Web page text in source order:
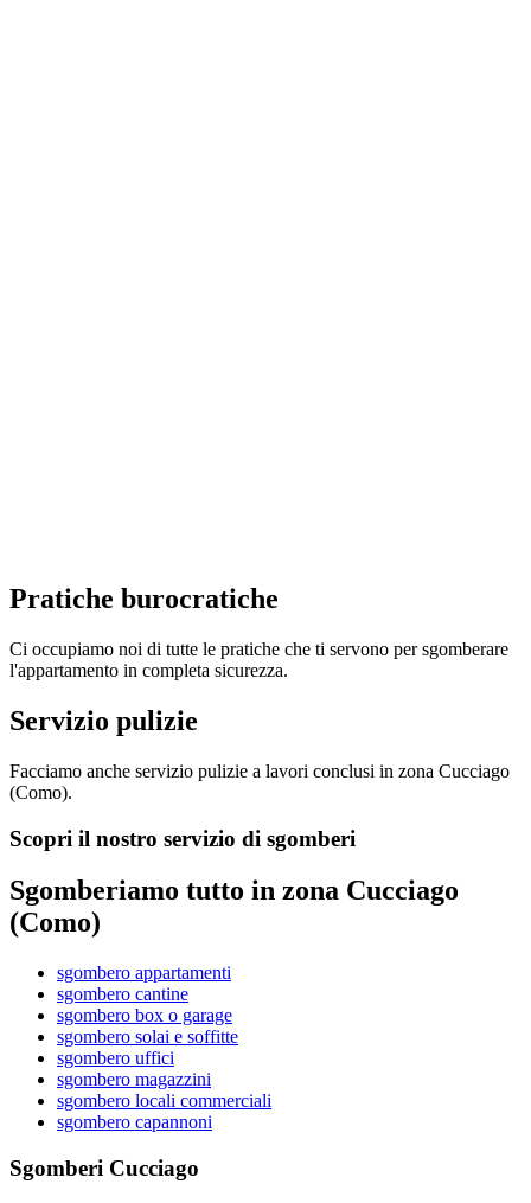
Pratiche burocratiche
Ci occupiamo noi di tutte le pratiche che ti servono per sgomberare
l'appartamento in completa sicurezza.
Servizio pulizie
Facciamo anche servizio pulizie a lavori conclusi in zona Cucciago
(Como).
Scopri il nostro servizio di sgomberi
Sgomberiamo tutto in zona Cucciago
(Como)
sgombero appartamenti
sgombero cantine
sgombero box o garage
sgombero solai e soffitte
sgombero uffici
sgombero magazzini
sgombero locali commerciali
sgombero capannoni
Sgomberi Cucciago